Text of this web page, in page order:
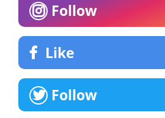
Follow
Like
Follow